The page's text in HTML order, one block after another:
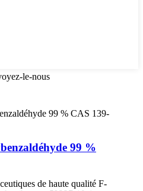
le-nous
99 %